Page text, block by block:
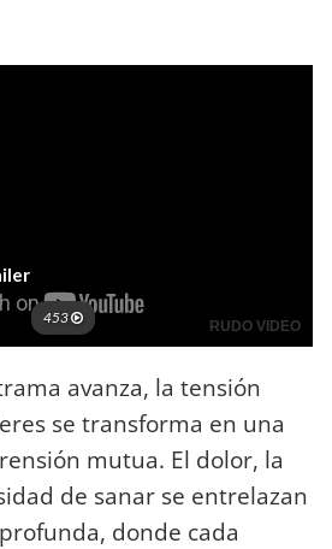
avanza, la tensión
se transforma en una
mutua. El dolor, la
de sanar se entrelazan
donde cada